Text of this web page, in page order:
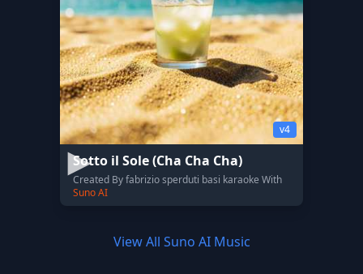
v4
Sotto il Sole (Cha Cha Cha)
Created By fabrizio sperduti basi karaoke With
Suno AI
View All Suno AI Music